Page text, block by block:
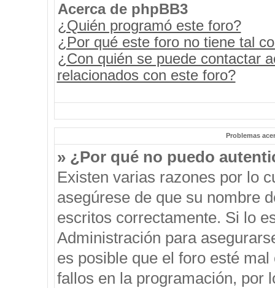
Acerca de phpBB3
¿Quién programó este foro?
¿Por qué este foro no tiene tal
¿Con quién se puede contactar
relacionados con este foro?
Problemas
» ¿Por qué no puedo
Existen varias razones por lo
asegúrese de que su nombre
escritos correctamente. Si lo
Administración para
es posible que el foro esté
fallos en la programación, por